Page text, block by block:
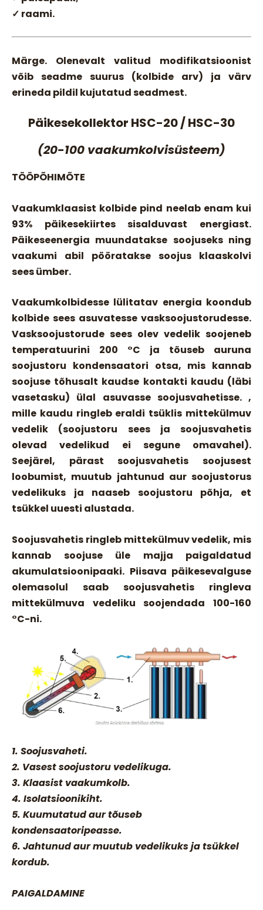
✓ raami.
Märge. Olenevalt valitud modifikatsioonist
võib seadme suurus (kolbide arv) ja värv
erineda pildil kujutatud seadmest.
Päikesekollektor HSC-20 / HSC-30
(20-100 vaakumkolvisüsteem)
TÖÖPÕHIMÕTE
Vaakumklaasist kolbide pind neelab enam kui
93% päikesekiirtes sisalduvast energiast.
Päikeseenergia muundatakse soojuseks ning
vaakumi abil pööratakse soojus klaaskolvi
sees ümber.
Vaakumkolbidesse lülitatav energia koondub
kolbide sees asuvatesse vasksoojustorudesse.
Vasksoojustorude sees olev vedelik soojeneb
temperatuurini 200 °C ja tõuseb auruna
soojustoru kondensaatori otsa, mis kannab
soojuse tõhusalt kaudse kontakti kaudu (läbi
vasetasku) ülal asuvasse soojusvahetisse. ,
mille kaudu ringleb eraldi tsüklis mittekülmuv
vedelik (soojustoru sees ja soojusvahetis
olevad vedelikud ei segune omavahel).
Seejärel, pärast soojusvahetis soojusest
loobumist, muutub jahtunud aur soojustorus
vedelikuks ja naaseb soojustoru põhja, et
tsükkel uuesti alustada.
Soojusvahetis ringleb mittekülmuv vedelik, mis
kannab soojuse üle majja paigaldatud
akumulatsioonipaaki. Piisava päikesevalguse
olemasolul saab soojusvahetis ringleva
mittekülmuva vedeliku soojendada 100-160
°C-ni.
1. Soojusvaheti.
2. Vasest soojustoru vedelikuga.
3. Klaasist vaakumkolb.
4. Isolatsioonikiht.
5. Kuumutatud aur tõuseb
kondensaatoripeasse.
6. Jahtunud aur muutub vedelikuks ja tsükkel
kordub.
PAIGALDAMINE